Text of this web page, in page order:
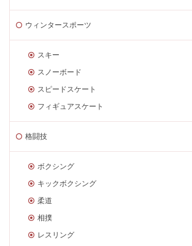
ウィンタースポーツ
スキー
スノーボード
スピードスケート
フィギュアスケート
格闘技
ボクシング
キックボクシング
柔道
相撲
レスリング